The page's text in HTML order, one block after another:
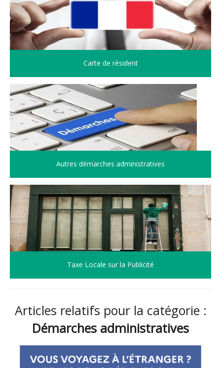
Carte de résident
Autres démarches administratives
Taxe Locale sur la Publicité
Articles relatifs pour la catégorie :
Démarches administratives